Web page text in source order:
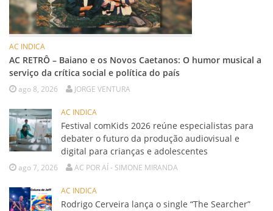
AC INDICA
AC RETRÔ – Baiano e os Novos Caetanos: O humor musical a
serviço da crítica social e política do país
ago 8, 2026 JORGE VENTURA
AC INDICA
Festival comKids 2026 reúne especialistas para
debater o futuro da produção audiovisual e
digital para crianças e adolescentes
ago 7, 2026 AC POR AÍ - SIMONE MIRANDA
AC INDICA
Rodrigo Cerveira lança o single “The Searcher”